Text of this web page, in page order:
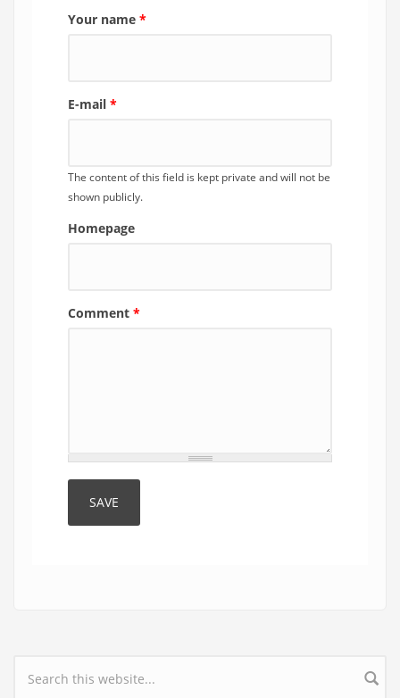
Your name *
E-mail *
The content of this field is kept private and will not be
shown publicly.
Homepage
Comment *
Search form